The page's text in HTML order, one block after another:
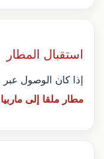
استقبال المطار
إذا كان الوصول
مطار ملقا إلى ماربيا